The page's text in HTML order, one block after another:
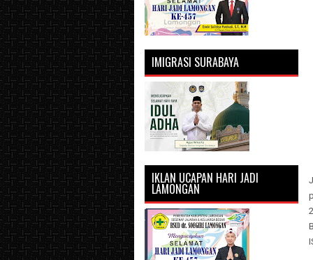
IMIGRASI SURABAYA
IKLAN UCAPAN HARI JADI
LAMONGAN